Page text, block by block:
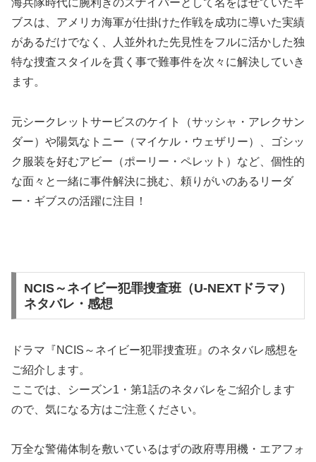
海兵隊時代に腕利きのスナイパーとして名をはせていたギ
ブスは、アメリカ海軍が仕掛けた作戦を成功に導いた実績
があるだけでなく、人並外れた先見性をフルに活かした独
特な捜査スタイルを貫く事で難事件を次々に解決していき
ます。
元シークレットサービスのケイト（サッシャ・アレクサン
ダー）や陽気なトニー（マイケル・ウェザリー）、ゴシッ
ク服装を好むアビー（ポーリー・ペレット）など、個性的
な面々と一緒に事件解決に挑む、頼りがいのあるリーダ
ー・ギブスの活躍に注目！
NCIS～ネイビー犯罪捜査班（U-NEXTドラマ）
ネタバレ・感想
ドラマ『NCIS～ネイビー犯罪捜査班』のネタバレ感想を
ご紹介します。
ここでは、シーズン1・第1話のネタバレをご紹介します
ので、気になる方はご注意ください。
万全な警備体制を敷いているはずの政府専用機・エアフォ